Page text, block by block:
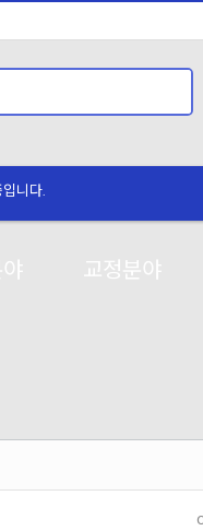
니다.
교정분야